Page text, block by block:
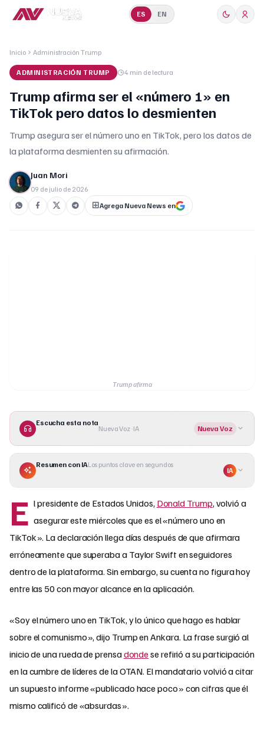
ES EN
Inicio Administración Trump
ADMINISTRACIÓN TRUMP 4 min de lectura
Trump afirma ser el «número 1» en
TikTok pero datos lo desmienten
Trump asegura ser el número uno en TikTok, pero los datos de
la plataforma desmienten su afirmación.
Juan Mori
09 de julio de 2026
Agrega Nueva News en
Trump afirma
Escucha esta nota
Nueva Voz · IA Nueva Voz
Resumen con IALos puntos clave en segundos
IA
E l presidente de Estados Unidos, Donald Trump, volvió a
asegurar este miércoles que es el «número uno en
TikTok». La declaración llega días después de que afirmara
erróneamente que superaba a Taylor Swift en seguidores
dentro de la plataforma. Sin embargo, su cuenta no figura hoy
entre las 50 con mayor alcance en la aplicación.
«Soy el número uno en TikTok, y lo único que hago es hablar
sobre el comunismo», dijo Trump en Ankara. La frase surgió al
inicio de una rueda de prensadonde se refirió a su participación
en la cumbre de líderes de la OTAN. El mandatario volvió a citar
un supuesto informe «publicado hace poco» con cifras que él
mismo calificó de «absurdas».